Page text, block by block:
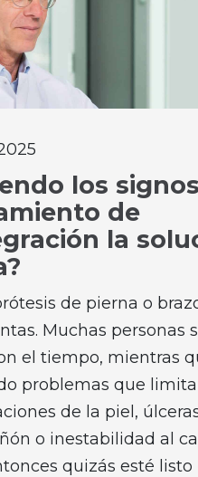
los
de
la
de pierna o
Muchas personas
el tiempo, mientras
problemas que
de la piel,
o inestabilidad al
quizás esté listo